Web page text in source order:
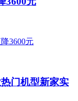
门机型新家实